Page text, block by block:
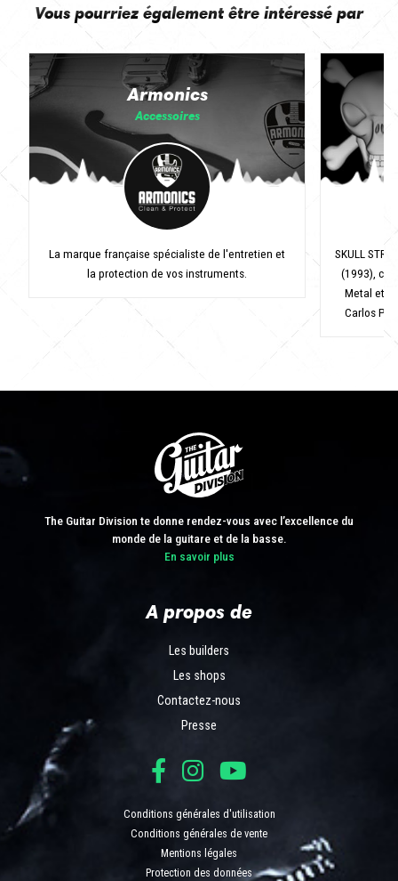
Vous pourriez également être intéressé par
Armonics
Accessoires
La marque française spécialiste de l'entretien et
la protection de vos instruments.
SKULL
(1993),
Metal et
Carlos
The Guitar Division te donne rendez-vous avec l’excellence du
monde de la guitare et de la basse.
En savoir plus
A propos de
Les builders
Les shops
Contactez-nous
Presse
Conditions générales d'utilisation
Conditions générales de vente
Mentions légales
Protection des données